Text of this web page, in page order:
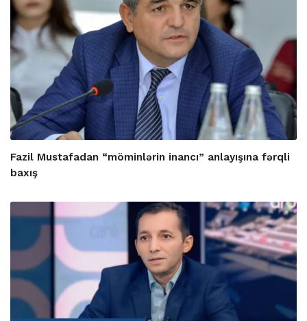
Fazil Mustafadan “möminlərin inancı” anlayışına fərqli
baxış